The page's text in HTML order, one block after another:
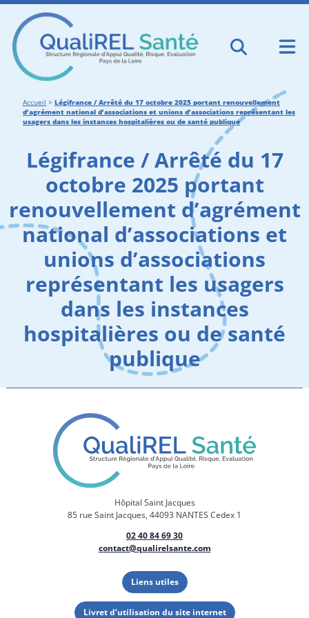
Accueil > Légifrance / Arrêté du 17 octobre 2025 portant renouvellement
d’agrément national d’associations et unions d’associations représentant les
usagers dans les instances hospitalières ou de santé publique
Légifrance / Arrêté du 17
octobre 2025 portant
renouvellement d’agrément
national d’associations et
unions d’associations
représentant les usagers
dans les instances
hospitalières ou de santé
publique
Hôpital Saint Jacques
85 rue Saint Jacques, 44093 NANTES Cedex 1
02 40 84 69 30
contact@qualirelsante.com
Liens utiles
Livret d’utilisation du site internet